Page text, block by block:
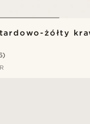
żółty